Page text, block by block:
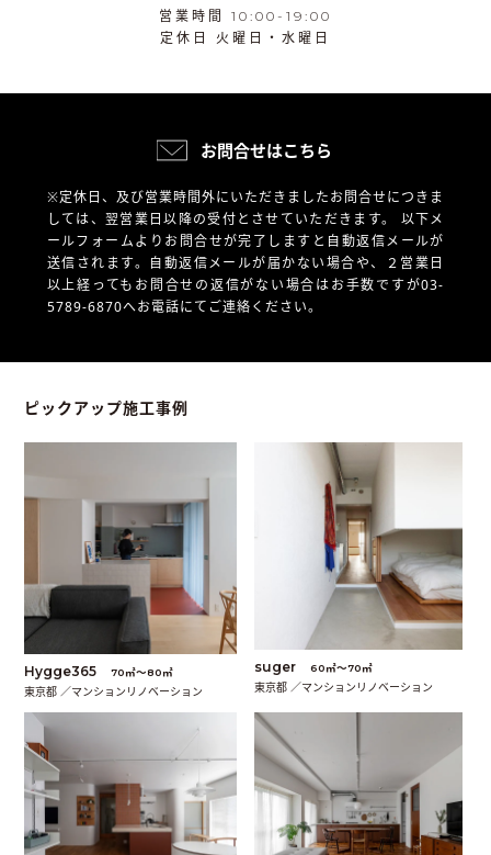
営業時間 10:00-19:00
定休日 火曜日・水曜日
お問合せはこちら
※定休日、及び営業時間外にいただきましたお問合せにつきま
しては、翌営業日以降の受付とさせていただきます。 以下メ
ールフォームよりお問合せが完了しますと自動返信メールが
送信されます。自動返信メールが届かない場合や、
２営業日
以上経ってもお問合せの返信がない場合はお手数ですが03-
5789-6870へお電話にてご連絡ください。
ピックアップ施工事例
Hygge365 70㎡〜80㎡
東京都 ／マンションリノベーション
suger 60㎡〜70㎡
東京都 ／マンションリノベーション